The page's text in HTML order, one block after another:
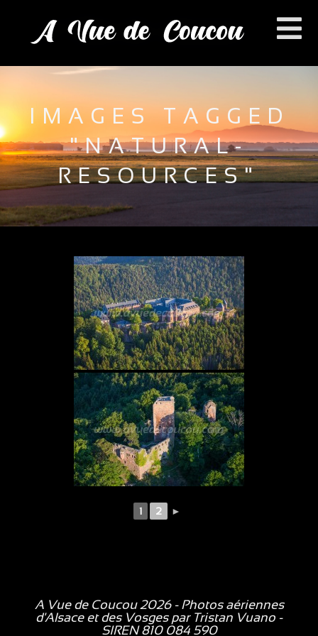
IMAGES TAGGED
"NATURAL-
RESOURCES"
1 2 ►
A Vue de Coucou 2026 - Photos aériennes
d'Alsace et des Vosges par Tristan Vuano -
SIREN 810 084 590